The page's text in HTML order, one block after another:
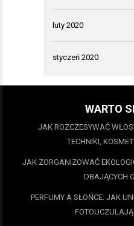
luty 2020
styczeń 2020
WARTO
JAK ROZCZESYWAĆ
TECHNIKI,
JAK ZORGANIZOWAĆ
DBAJĄCYCH
PERFUMY A SŁOŃCE: JAK